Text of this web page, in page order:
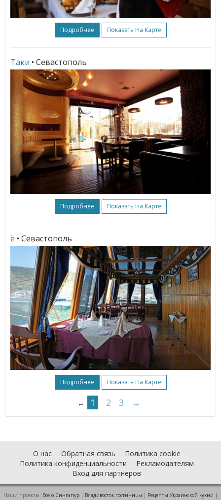
Подробнее Показать На Карте
Таки • Севастополь
Подробнее Показать На Карте
ё • Севастополь
Подробнее Показать На Карте
← 1 2 3 →
О нас Обратная связь
Политика cookie
Политика конфиденциальности
Рекламодателям
Вход для партнеров
Наши проекты: Все о Cингапур | Владивосток гостиницы | Рецепты Украинской кухни |